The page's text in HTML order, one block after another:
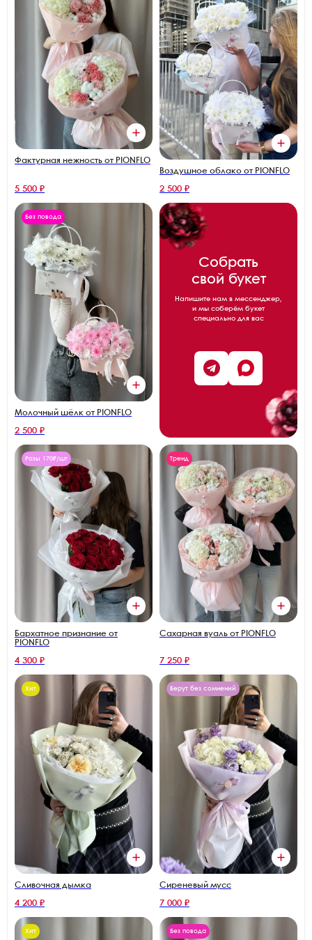
Фактурная нежность от PIONFLO
5 500 ₽
Воздушное облако от PIONFLO
2 500 ₽
Без повода
Молочный шёлк от PIONFLO
2 500 ₽
Собрать
свой букет
Напишите нам в мессенджер,
и мы соберём букет
специально для вас
Розы 170₽/шт
Бархатное признание от
PIONFLO
4 300 ₽
Тренд
Сахарная вуаль от PIONFLO
7 250 ₽
Хит
Сливочная дымка
4 200 ₽
Берут без сомнений
Сиреневый мусс
7 000 ₽
Хит Без повода